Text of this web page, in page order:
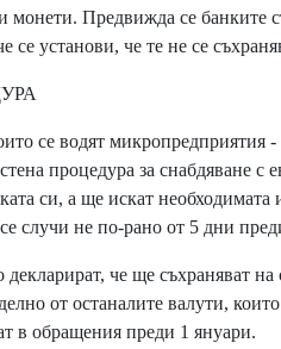
монети. Предвижда се банките
се установи, че те не се
се водят
процедура за снабдяване с
си, а ще искат
случи не по-рано от 5 дни
че ще съхраняват
от останалите валути,
в обращения преди 1 януари.